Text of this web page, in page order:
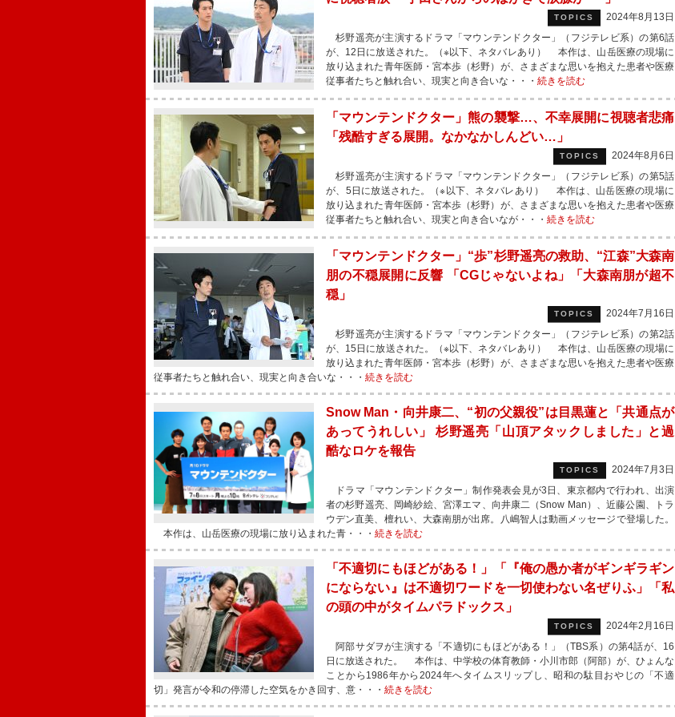
TOPICS
2024年8月13日
杉野遥亮が主演するドラマ「マウンテンドクター」（フジテレビ系）の第6話
が、12日に放送された。（※以下、ネタバレあり） 本作は、山岳医療の現場に
放り込まれた青年医師・宮本歩（杉野）が、さまざまな思いを抱えた患者や医療
従事者たちと触れ合い、現実と向き合いな・・・ 続きを読む
「マウンテンドクター」熊の襲撃…、不幸展開に視聴者悲痛
「残酷すぎる展開。なかなかしんどい…」
TOPICS
2024年8月6日
杉野遥亮が主演するドラマ「マウンテンドクター」（フジテレビ系）の第5話
が、5日に放送された。（※以下、ネタバレあり） 本作は、山岳医療の現場に
放り込まれた青年医師・宮本歩（杉野）が、さまざまな思いを抱えた患者や医療
従事者たちと触れ合い、現実と向き合いなが・・・ 続きを読む
「マウンテンドクター」“歩”杉野遥亮の救助、“江森”大森南
朋の不穏展開に反響 「CGじゃないよね」「大森南朋が超不
穏」
TOPICS
2024年7月16日
杉野遥亮が主演するドラマ「マウンテンドクター」（フジテレビ系）の第2話
が、15日に放送された。（※以下、ネタバレあり） 本作は、山岳医療の現場に
放り込まれた青年医師・宮本歩（杉野）が、さまざまな思いを抱えた患者や医療
従事者たちと触れ合い、現実と向き合いな・・・ 続きを読む
Snow Man・向井康二、“初の父親役”は目黒蓮と「共通点が
あってうれしい」 杉野遥亮「山頂アタックしました」と過
酷なロケを報告
TOPICS
2024年7月3日
ドラマ「マウンテンドクター」制作発表会見が3日、東京都内で行われ、出演
者の杉野遥亮、岡崎紗絵、宮澤エマ、向井康二（Snow Man）、近藤公園、トラ
ウデン直美、檀れい、大森南朋が出席。八嶋智人は動画メッセージで登場した。
本作は、山岳医療の現場に放り込まれた青・・・ 続きを読む
「不適切にもほどがある！」「『俺の愚か者がギンギラギン
にならない』は不適切ワードを一切使わない名ぜりふ」「私
の頭の中がタイムパラドックス」
TOPICS
2024年2月16日
阿部サダヲが主演する「不適切にもほどがある！」（TBS系）の第4話が、16
日に放送された。 本作は、中学校の体育教師・小川市郎（阿部）が、ひょんな
ことから1986年から2024年へタイムスリップし、昭和の駄目おやじの「不適
切」発言が令和の停滞した空気をかき回す、意・・・ 続きを読む